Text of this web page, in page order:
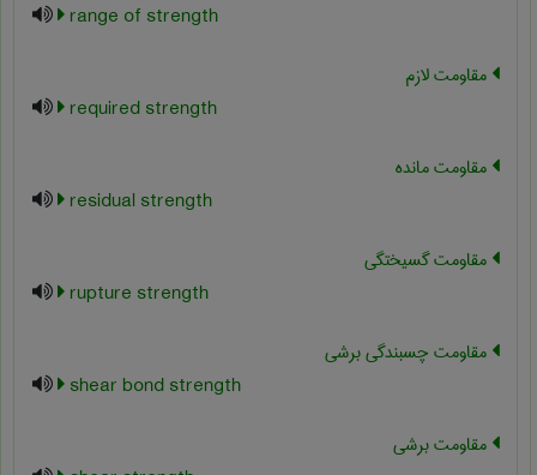
range of strength
مقاومت لازم
required strength
مقاومت مانده
residual strength
مقاومت گسیختگی
rupture strength
مقاومت چسبندگی برشی
shear bond strength
مقاومت برشی